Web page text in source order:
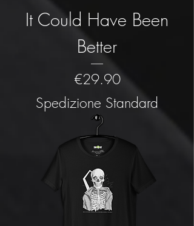
It Could Have Been
Better
Price
€29.90
Spedizione Standard